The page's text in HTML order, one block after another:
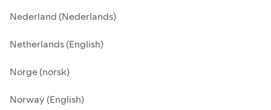
Nederland (Nederlands)
Netherlands (English)
Norge (norsk)
Norway (English)